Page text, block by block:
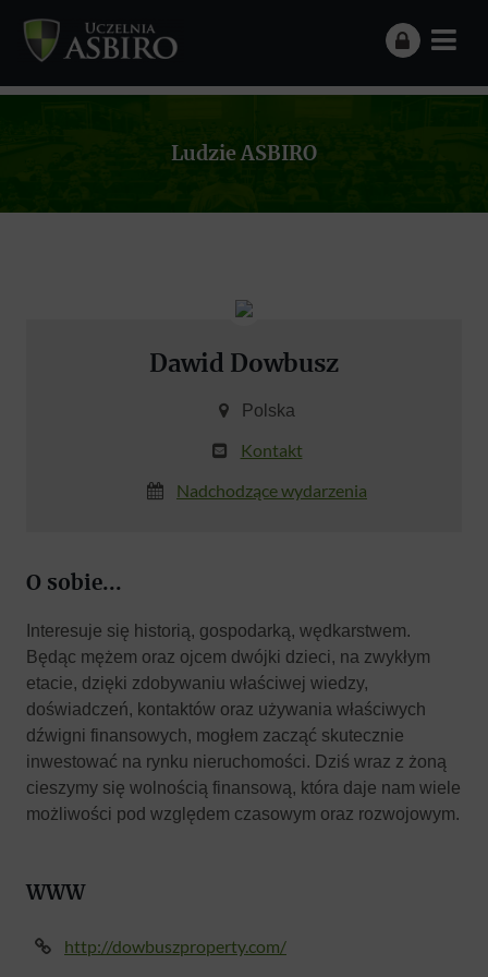
Ludzie ASBIRO
Dawid Dowbusz
Polska
Kontakt
Nadchodzące wydarzenia
O sobie...
Interesuje się historią, gospodarką, wędkarstwem.
Będąc mężem oraz ojcem dwójki dzieci, na zwykłym
etacie, dzięki zdobywaniu właściwej wiedzy,
doświadczeń, kontaktów oraz używania właściwych
dźwigni finansowych, mogłem zacząć skutecznie
inwestować na rynku nieruchomości. Dziś wraz z żoną
cieszymy się wolnością finansową, która daje nam wiele
możliwości pod względem czasowym oraz rozwojowym.
WWW
http://dowbuszproperty.com/